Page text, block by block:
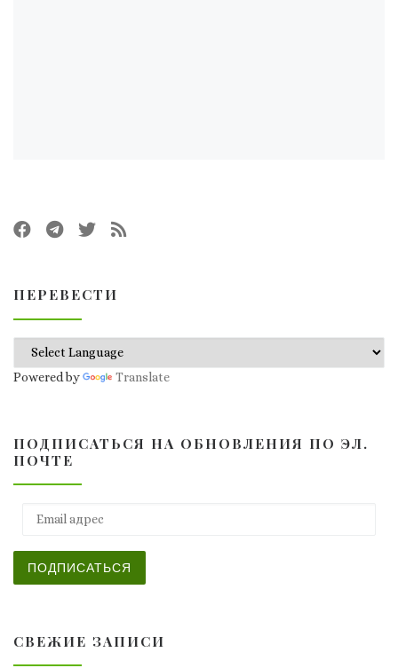
ПЕРЕВЕСТИ
Powered by Translate
ПОДПИСАТЬСЯ НА ОБНОВЛЕНИЯ ПО ЭЛ.
ПОЧТЕ
ПОДПИСАТЬСЯ
СВЕЖИЕ ЗАПИСИ